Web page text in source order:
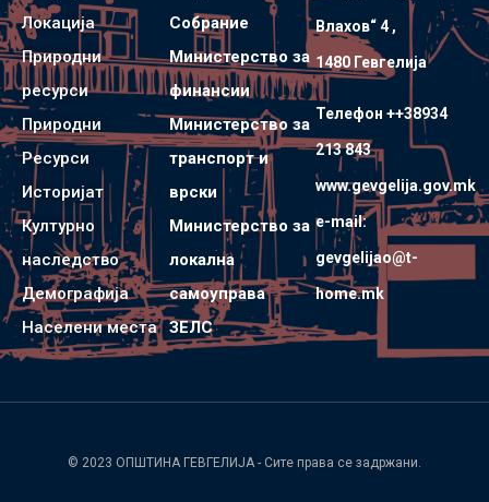
Локација
Природни
ресурси
Природни
Ресурси
Историјат
Културно
наследство
Демографија
Населени места
Собрание
Министерство за
финансии
Министерство за
транспорт и
врски
Министерство за
локална
самоуправа
ЗЕЛС
Влахов“ 4 ,
1480 Гевгелијa
Телефон ++38934
213 843
www.gevgelija.gov.mk
e-mail:
gevgelijao@t-
home.mk
© 2023 ОПШТИНА ГЕВГЕЛИЈА - Сите права се задржани.